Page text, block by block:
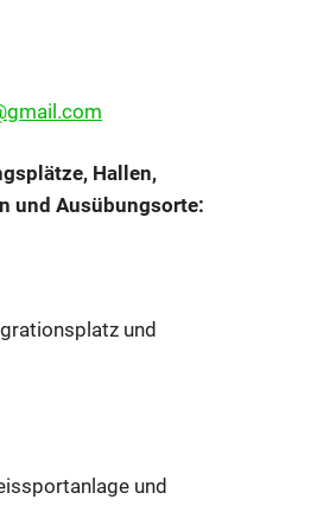
Hallen,
und Ausübungsorte:
und
und